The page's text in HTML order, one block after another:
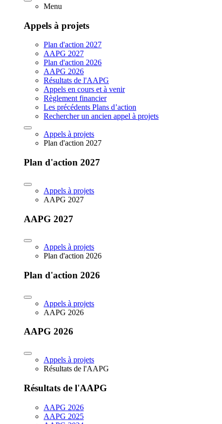
Menu
Appels à projets
Plan d'action 2027
AAPG 2027
Plan d'action 2026
AAPG 2026
Résultats de l'AAPG
Appels en cours et à venir
Règlement financier
Les précédents Plans d’action
Rechercher un ancien appel à projets
Appels à projets
Plan d'action 2027
Plan d'action 2027
Appels à projets
AAPG 2027
AAPG 2027
Appels à projets
Plan d'action 2026
Plan d'action 2026
Appels à projets
AAPG 2026
AAPG 2026
Appels à projets
Résultats de l'AAPG
Résultats de l'AAPG
AAPG 2026
AAPG 2025